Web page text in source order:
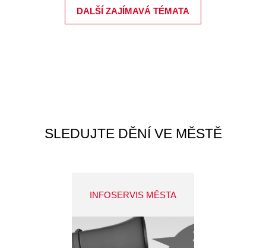
DALŠÍ ZAJÍMAVÁ TÉMATA
SLEDUJTE DĚNÍ VE MĚSTĚ
INFOSERVIS MĚSTA